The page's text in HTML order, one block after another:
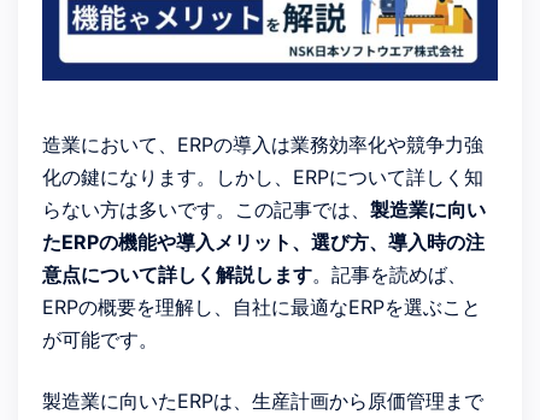
造業において、ERPの導入は業務効率化や競争力強
化の鍵になります。しかし、ERPについて詳しく知
らない方は多いです。この記事では、 製造業に向い
たERPの機能や導入メリット、選び方、導入時の注
意点について詳しく解説します。記事を読めば、
ERPの概要を理解し、自社に最適なERPを選ぶこと
が可能です。
製造業に向いたERPは、生産計画から原価管理まで